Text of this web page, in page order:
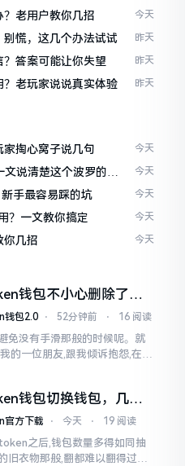
老用户教你几招 今天
慌，这几个办法试试 昨天
答案可能让你失望 昨天
老玩家说说真实体验 昨天
掏心窝子说几句 今天
说清楚这个波罗的海
今天
手最容易踩的坑 今天
？一文教你搞定 今天
几招 今天
钱包不小心删除了，
回吗？手把手教你恢复
钱包2.0 ⋅ 52分钟前 ⋅ 16 阅读
免没有手滑那般的时候呢。就
的一位朋友,跟我倾诉抱怨,在进
钱包切换钱包，几步
踩坑
方下载 ⋅ 今天 ⋅ 19 阅读
之后,钱包数量多得如同抽
旧衣物那般,翻都难以翻得过